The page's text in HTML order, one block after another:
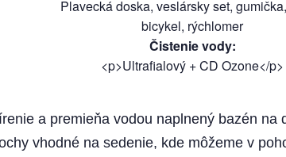
Plavecká doska, veslársky set,
bicykel, rýchlomer
Čistenie vody:
<p>Ultrafialový + CD Ozone</p>
a premieňa vodou naplnený bazén
vhodné na sedenie, kde môžeme v